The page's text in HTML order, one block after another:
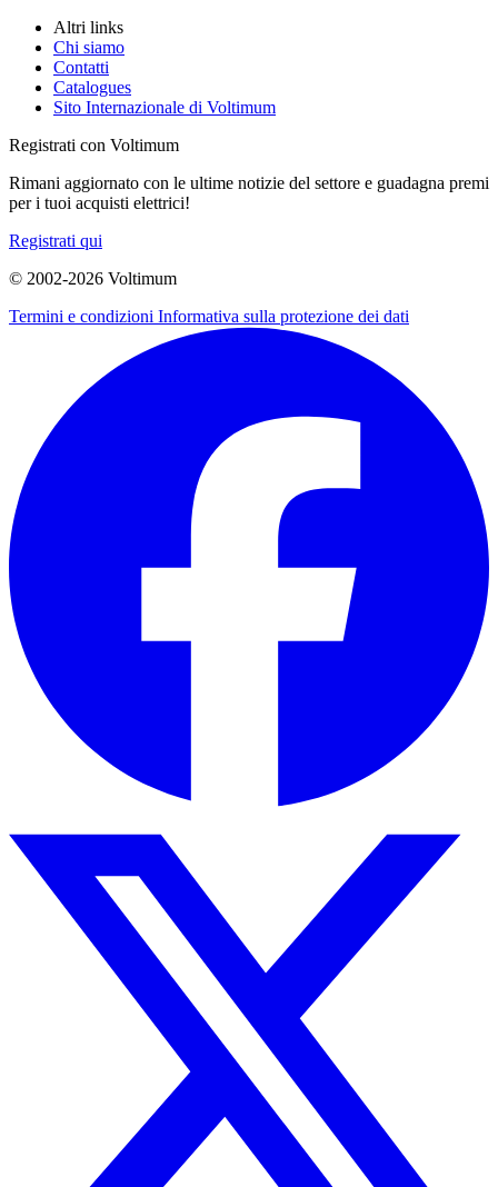
Altri links
Chi siamo
Contatti
Catalogues
Sito Internazionale di Voltimum
Registrati con Voltimum
Rimani aggiornato con le ultime notizie del settore e guadagna premi
per i tuoi acquisti elettrici!
Registrati qui
© 2002-2026 Voltimum
Termini e condizioni Informativa sulla protezione dei dati